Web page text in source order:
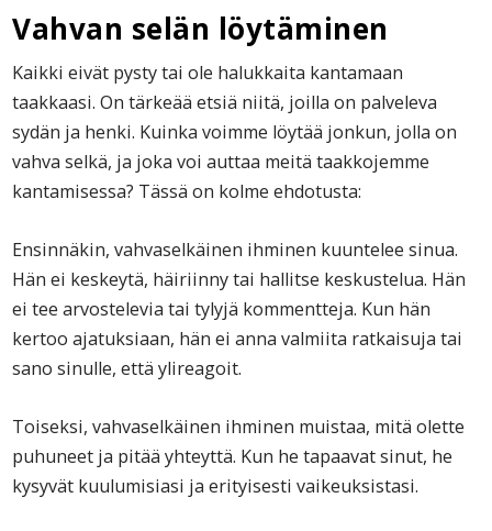
Vahvan selän löytäminen
Kaikki eivät pysty tai ole halukkaita kantamaan
taakkaasi. On tärkeää etsiä niitä, joilla on palveleva
sydän ja henki. Kuinka voimme löytää jonkun, jolla on
vahva selkä, ja joka voi auttaa meitä taakkojemme
kantamisessa? Tässä on kolme ehdotusta:
Ensinnäkin, vahvaselkäinen ihminen kuuntelee sinua.
Hän ei keskeytä, häiriinny tai hallitse keskustelua. Hän
ei tee arvostelevia tai tylyjä kommentteja. Kun hän
kertoo ajatuksiaan, hän ei anna valmiita ratkaisuja tai
sano sinulle, että ylireagoit.
Toiseksi, vahvaselkäinen ihminen muistaa, mitä olette
puhuneet ja pitää yhteyttä. Kun he tapaavat sinut, he
kysyvät kuulumisiasi ja erityisesti vaikeuksistasi.